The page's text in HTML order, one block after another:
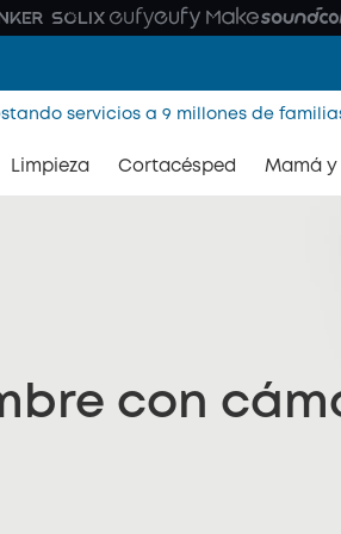
servicios a 9 millones de
Limpieza Cortacésped Mamá y
con